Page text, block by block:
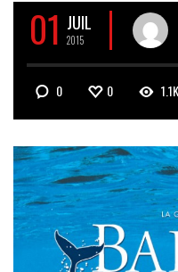
01 JUIL
2015
0 0 1.1K